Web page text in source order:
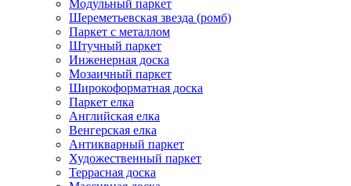
Модульный паркет
Шереметьевская звезда (ромб)
Паркет с металлом
Штучный паркет
Инженерная доска
Мозаичный паркет
Широкоформатная доска
Паркет елка
Английская елка
Венгерская елка
Антикварный паркет
Художественный паркет
Террасная доска